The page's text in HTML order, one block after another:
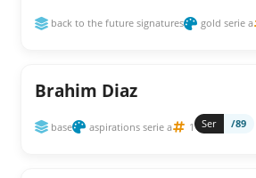
back to the future signatures gold serie a
Brahim Diaz
base aspirations serie a 1 Ser /89